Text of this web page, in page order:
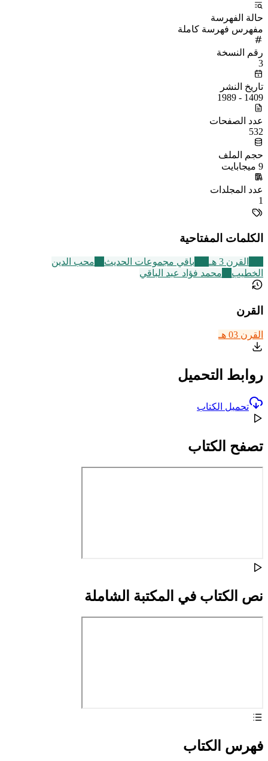
حالة الفهرسة
مفهرس فهرسة كاملة
رقم النسخة
3
تاريخ النشر
1409 - 1989
عدد الصفحات
532
حجم الملف
9 ميجابايت
عدد المجلدات
1
الكلمات المفتاحية
القرن 3 هـ باقي مجموعات الحديث
محب الدين
الخطيب
محمد فؤاد عبد الباقي
القرن
القرن 03 هـ
روابط التحميل
تحميل الكتاب
تصفح الكتاب
نص الكتاب في المكتبة الشاملة
فهرس الكتاب